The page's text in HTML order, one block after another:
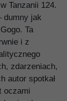
Tanzanii 124.
dumny jak
Ta
i z
zdarzeniach,
autor spotkał
oczami